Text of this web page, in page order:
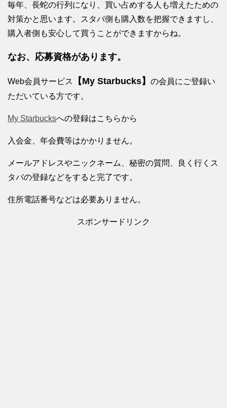
毎年、長蛇の行列になり、買い占めする人も増えたための
対策かと思います。スタバ側も購入数を把握できますし、
購入者側も安心して買うことができますからね。
なお、応募資格があります。
Web会員サービス 【My Starbucks】 の会員にご登録い
ただいている方です。
My Starbucksへの登録はこちらから
入会金、年会費等はかかりません。
メールアドレスやニックネーム、秘密の質問、良く行くス
タバの登録などをすると完了です。
住所電話番号などは必要ありません。
スポンサードリンク